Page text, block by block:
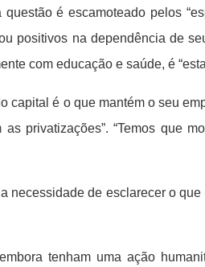
é escamoteado pelos
positivos na dependência de
com educação e saúde, é
capital é o que mantém o seu
privatizações”. “Temos que
necessidade de esclarecer o
tenham uma ação